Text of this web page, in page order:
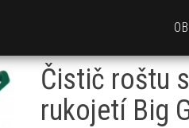
Čistič roštu
rukojetí Big